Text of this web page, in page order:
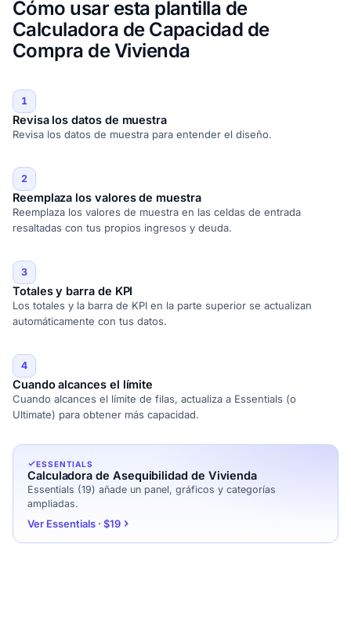
Cómo usar esta plantilla de
Calculadora de Capacidad de
Compra de Vivienda
1
Revisa los datos de muestra
Revisa los datos de muestra para entender el diseño.
2
Reemplaza los valores de muestra
Reemplaza los valores de muestra en las celdas de entrada
resaltadas con tus propios ingresos y deuda.
3
Totales y barra de KPI
Los totales y la barra de KPI en la parte superior se actualizan
automáticamente con tus datos.
4
Cuando alcances el límite
Cuando alcances el límite de filas, actualiza a Essentials (o
Ultimate) para obtener más capacidad.
ESSENTIALS
Calculadora de Asequibilidad de Vivienda
Essentials (19) añade un panel, gráficos y categorías
ampliadas.
Ver Essentials · $19